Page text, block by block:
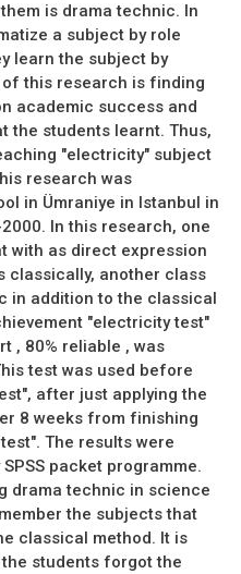
is drama technic. In
a subject by role
learn the subject by
this research is finding
academic success and
the students learnt. Thus,
"electricity" subject
research was
in Ümraniye in Istanbul in
In this research, one
with as direct expression
classically, another class
in addition to the classical
"electricity test"
, 80% reliable , was
test was used before
after just applying the
8 weeks from finishing
The results were
packet programme.
drama technic in science
the subjects that
classical method. It is
students forgot the